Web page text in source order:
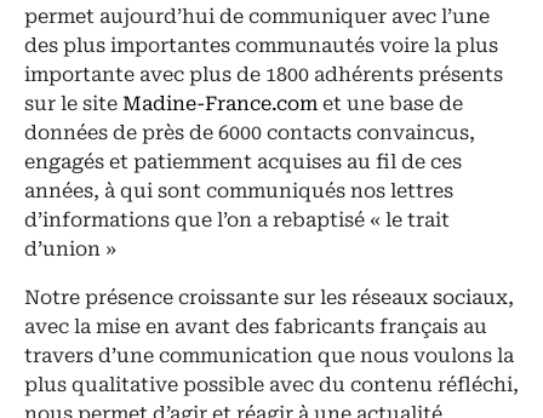
permet aujourd’hui de communiquer avec l’une
des plus importantes communautés voire la plus
importante avec plus de 1800 adhérents présents
sur le site Madine-France.com et une base de
données de près de 6000 contacts convaincus,
engagés et patiemment acquises au fil de ces
années, à qui sont communiqués nos lettres
d’informations que l’on a rebaptisé « le trait
d’union »
Notre présence croissante sur les réseaux sociaux,
avec la mise en avant des fabricants français au
travers d’une communication que nous voulons la
plus qualitative possible avec du contenu réfléchi,